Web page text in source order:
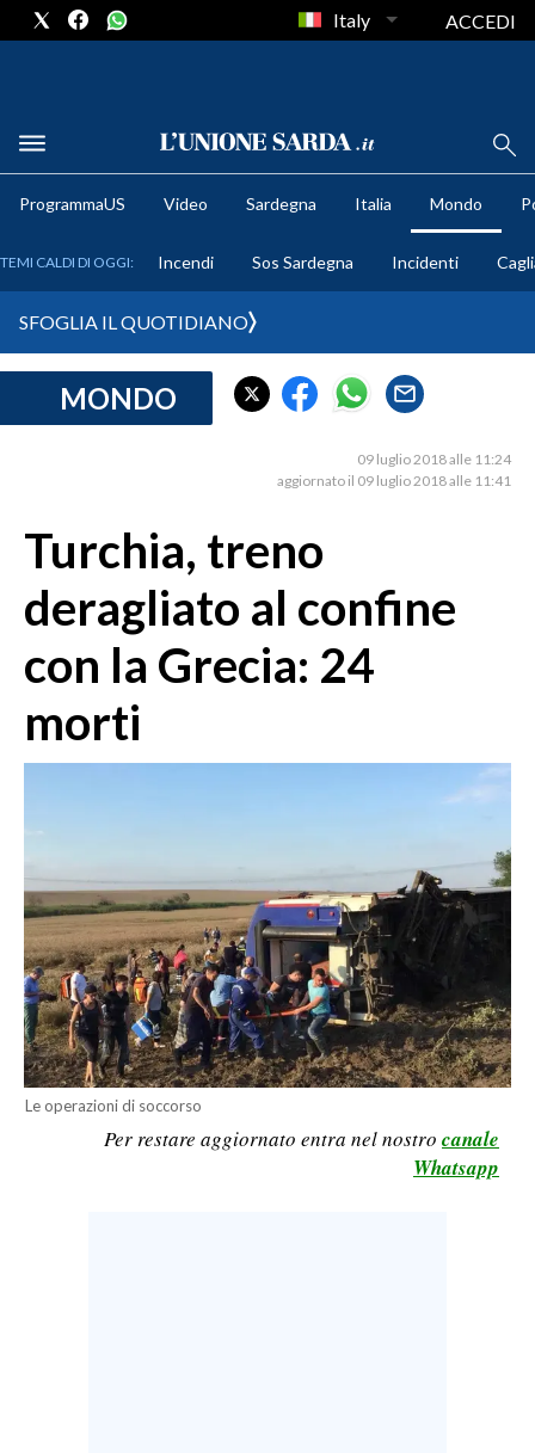
METEO
CRONACA SARDEGNA
MEDIO CAMPIDANO
ORISTANO E PROVINCIA
SASSARI E PROVINCIA
NUORO E PROVINCIA
OGLIASTRA
AGENDA
MONDO
POLITICA
ECONOMIA
SERVIZI ALLE IMPRESE
LAVORO
Italy ACCEDI
ProgrammaUS Video Sardegna Italia Mondo
TEMI CALDI DI OGGI: Incendi Sos Sardegna Incidenti
SFOGLIA IL QUOTIDIANO
MONDO
09 luglio 2018 alle 11:24
aggiornato il 09 luglio 2018 alle 11:41
Turchia, treno
deragliato al confine
con la Grecia: 24
morti
Le operazioni di soccorso
Per restare aggiornato entra nel nostro canale
Whatsapp